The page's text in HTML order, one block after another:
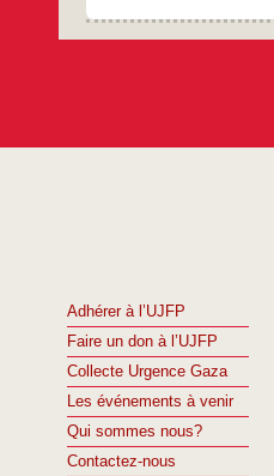
Adhérer à l’UJFP
Faire un don à l’UJFP
Collecte Urgence Gaza
Les événements à venir
Qui sommes nous?
Contactez-nous